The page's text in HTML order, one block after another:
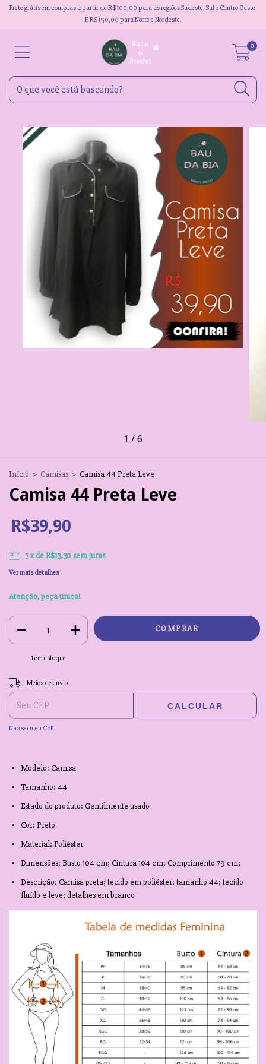
Frete grátis em compras a partir de R$100,00 para as regiões Sudeste, Sul e Centro Oeste.
E R$150,00 para Norte e Nordeste.
0
1 / 6
Início > Camisas > Camisa 44 Preta Leve
Camisa 44 Preta Leve
R$39,90
3x deR$13,30sem juros
Ver mais detalhes
Atenção, peça única!
1 em estoque
Entregas para o CEP:
Meios de envio
CALCULAR
Não sei meu CEP
Modelo: Camisa
Tamanho: 44
Estado do produto: Gentilmente usado
Cor: Preto
Material: Poliéster
Dimensões: Busto 104 cm; Cintura 104 cm; Comprimento 79 cm;
Descrição: Camisa preta; tecido em poliéster; tamanho 44; tecido
fluído e leve; detalhes em branco